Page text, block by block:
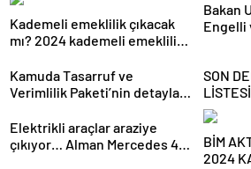
Kademeli emeklilik çıkacak
mı? 2024 kademeli emeklilik
gelişmeleri
Bakan
Engelli
Kamuda Tasarruf ve
Verimlilik Paketi’nin detayları
SON
son
Denizli
önce
Elektrikli araçlar araziye
çıkıyor… Alman Mercedes 45
BİM
2024